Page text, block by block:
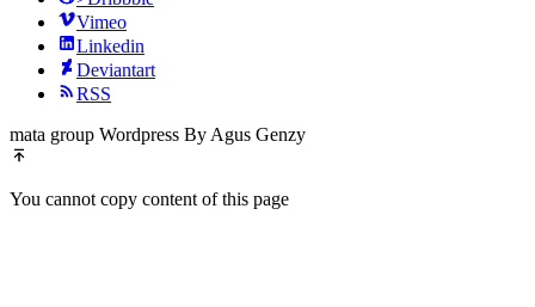
Vimeo
Linkedin
Deviantart
RSS
mata group Wordpress By Agus Genzy
You cannot copy content of this page